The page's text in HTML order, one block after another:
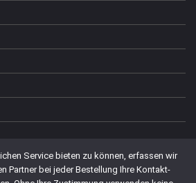
Service bieten zu können, erfassen wir
Partner bei jeder Bestellung Ihre Kontakt-